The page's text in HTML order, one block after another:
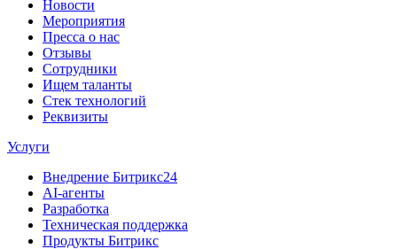
Новости
Мероприятия
Пресса о нас
Отзывы
Сотрудники
Ищем таланты
Стек технологий
Реквизиты
Услуги
Внедрение Битрикс24
AI-агенты
Разработка
Техническая поддержка
Продукты Битрикс